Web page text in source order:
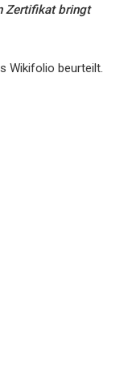
Zertifikat bringt
Wikifolio beurteilt.